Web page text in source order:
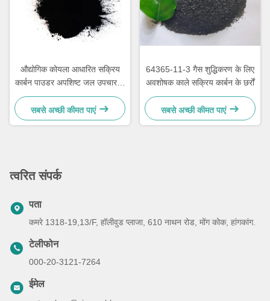
औद्योगिक कोयला आधारित सक्रिय
कार्बन पाउडर अपशिष्ट जल उपचार के
लिए
सबसे अच्छी कीमत पाएं
64365-11-3 गैस शुद्धिकरण के लिए
अवशोषक काले सक्रिय कार्बन के छर्रों
सबसे अच्छी कीमत पाएं
त्वरित संपर्क
पता
कमरे 1318-19,13/F, हॉलीवुड प्लाजा, 610 नाथन रोड, मोंग कोक, हांगकांग.
टेलीफोन
000-20-3121-7264
ईमेल